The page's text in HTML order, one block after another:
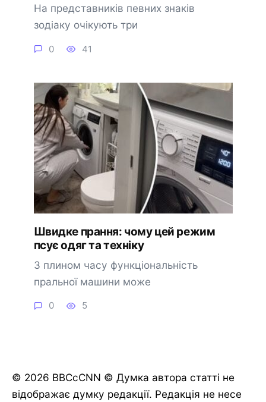
На представників певних знаків
зодіаку очікують три
0 41
Швидке прання: чому цей режим
псує одяг та техніку
З плином часу функціональність
пральної машини може
0 5
© 2026 BBCcCNN © Думка автора статті не
відображає думку редакції. Редакція не несе